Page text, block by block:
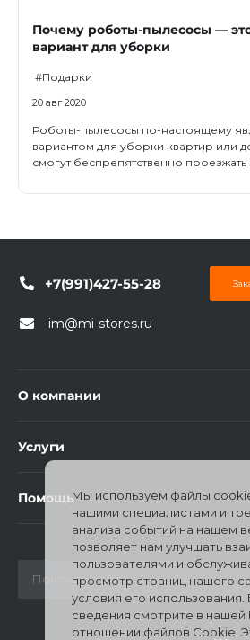
Почему роботы-пылесосы —
вариант для уборки
#Подарки
20 авг 2020
Роботы-пылесосы по-настоящему
вариантом для уборки квартир или
смогут беспрепятственно
+7(991)427-55-28
im@mi-stores.ru
О компании
Услуги
ПомощьМы используем файлы
нашими специалистами и
анализа событий на нашем
позволяет нам улучшать
пользователями и
просмотр страниц нашего
условия его
сведения смотрите в нашей
отношении файлов Cookie.